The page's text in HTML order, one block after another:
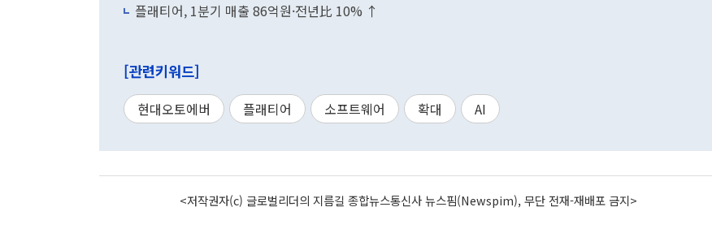
플래티어, 1분기 매출 86억원·전년比 10% ↑
[관련키워드]
현대오토에버 플래티어 소프트웨어 확대 AI
<저작권자(c) 글로벌리더의 지름길 종합뉴스통신사 뉴스핌(Newspim), 무단 전재-재배포 금지>